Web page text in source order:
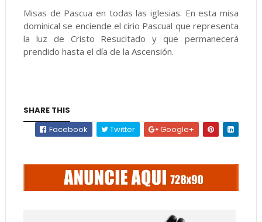
Misas de Pascua en todas las iglesias. En esta misa
dominical se enciende el cirio Pascual que representa
la luz de Cristo Resucitado y que permanecerá
prendido hasta el día de la Ascensión.
SHARE THIS
Facebook
Twitter Google+